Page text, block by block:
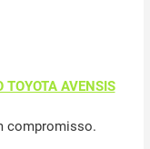
TOYOTA AVENSIS
compromisso.